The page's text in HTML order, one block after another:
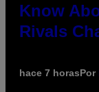
Know
Rivals
hace 7 horasPor